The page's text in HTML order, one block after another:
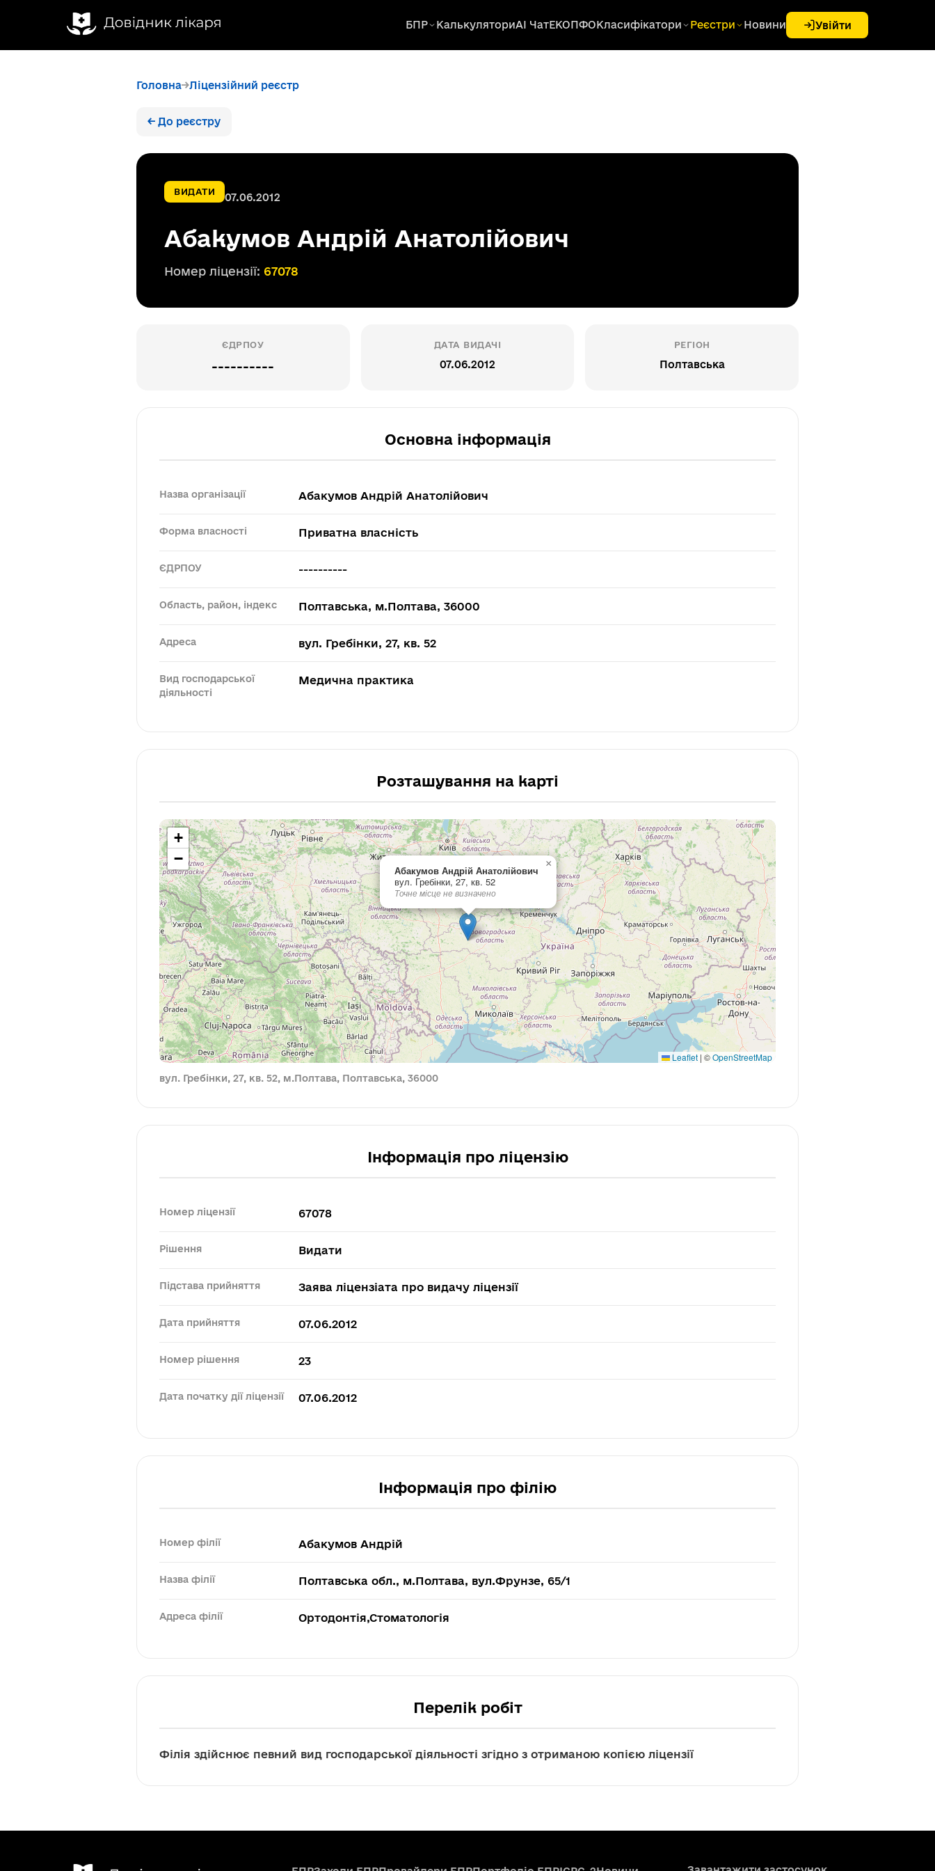
БПР КалькуляториAI ЧатЕКОПФОКласифікатори Реєстри Новини Увійти
Головна Ліцензійний реєстр
← До реєстру
ВИДАТИ 07.06.2012
Абакумов Андрій Анатолійович
Номер ліцензії: 67078
ЄДРПОУ
----------
ДАТА ВИДАЧІ
07.06.2012
РЕГІОН
Полтавська
Основна інформація
Назва організації Абакумов Андрій Анатолійович
Форма власності Приватна власність
ЄДРПОУ ----------
Область, район, індекс Полтавська, м.Полтава, 36000
Адреса вул. Гребінки, 27, кв. 52
Вид господарської
діяльності
Медична практика
Розташування на карті
Абакумов Андрій Анатолійович
вул. Гребінки, 27, кв. 52
Точне місце не визначено
×
+
−
Leaflet | ©OpenStreetMap
вул. Гребінки, 27, кв. 52, м.Полтава, Полтавська, 36000
Інформація про ліцензію
Номер ліцензії 67078
Рішення Видати
Підстава прийняття Заява ліцензіата про видачу ліцензії
Дата прийняття 07.06.2012
Номер рішення 23
Дата початку дії ліцензії 07.06.2012
Інформація про філію
Номер філії Абакумов Андрій
Назва філії Полтавська обл., м.Полтава, вул.Фрунзе, 65/1
Адреса філії Ортодонтія,Стоматологія
Перелік робіт
Філія здійснює певний вид господарської діяльності згідно з отриманою копією ліцензії